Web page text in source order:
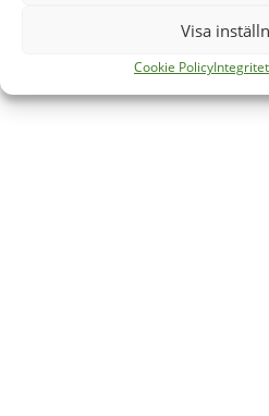
Visa
Cookie Policy